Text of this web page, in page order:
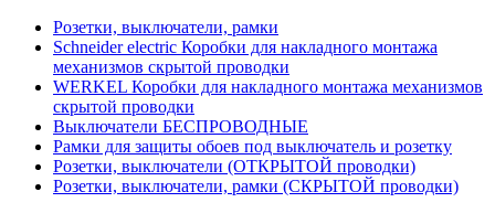
Розетки, выключатели, рамки
Schneider electric Коробки для накладного монтажа
механизмов скрытой проводки
WERKEL Коробки для накладного монтажа механизмов
скрытой проводки
Выключатели БЕСПРОВОДНЫЕ
Рамки для защиты обоев под выключатель и розетку
Розетки, выключатели (ОТКРЫТОЙ проводки)
Розетки, выключатели, рамки (СКРЫТОЙ проводки)